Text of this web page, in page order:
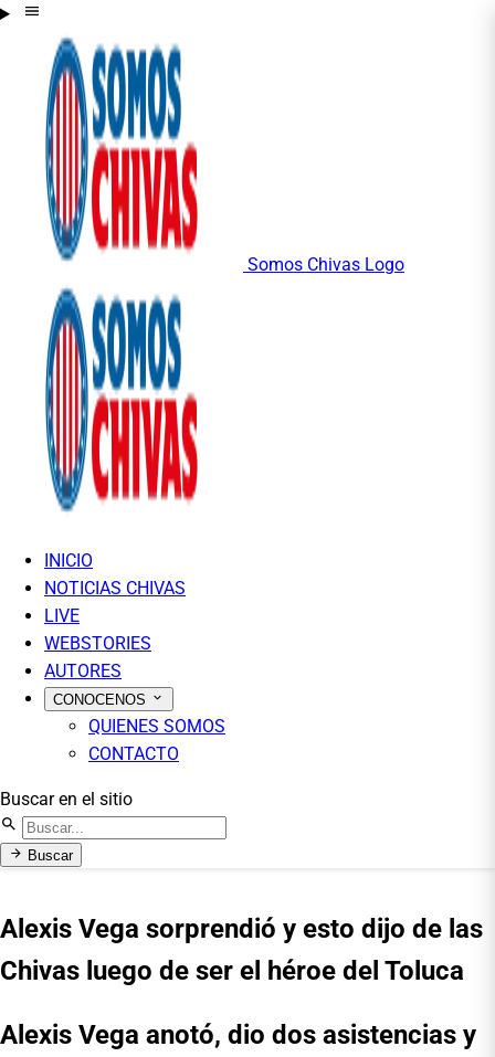
Somos Chivas Logo
INICIO
NOTICIAS CHIVAS
LIVE
WEBSTORIES
AUTORES
CONOCENOS
QUIENES SOMOS
CONTACTO
Buscar en el sitio
Buscar
Alexis Vega sorprendió y esto dijo de las
Chivas luego de ser el héroe del Toluca
Alexis Vega anotó, dio dos asistencias y